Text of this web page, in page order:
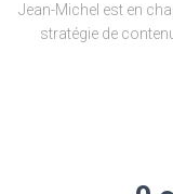
Jean-Michel est en
stratégie de